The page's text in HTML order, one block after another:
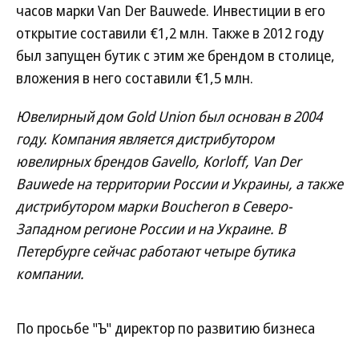
часов марки Van Der Bauwede. Инвестиции в его
открытие составили €1,2 млн. Также в 2012 году
был запущен бутик с этим же брендом в столице,
вложения в него составили €1,5 млн.
Ювелирный дом Gold Union был основан в 2004
году. Компания является дистрибутором
ювелирных брендов Gavello, Korloff, Van Der
Bauwede на территории России и Украины, а также
дистрибутором марки Boucheron в Северо-
Западном регионе России и на Украине. В
Петербурге сейчас работают четыре бутика
компании.
По просьбе "Ъ" директор по развитию бизнеса